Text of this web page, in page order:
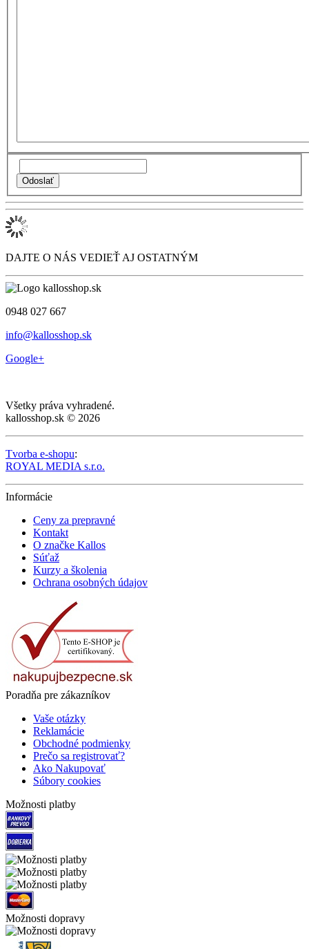
DAJTE O NÁS VEDIEŤ AJ OSTATNÝM
0948 027 667
info@kallosshop.sk
Google+
Všetky práva vyhradené.
kallosshop.sk © 2026
Tvorba e-shopu:
ROYAL MEDIA s.r.o.
Informácie
Ceny za prepravné
Kontakt
O značke Kallos
Súťaž
Kurzy a školenia
Ochrana osobných údajov
Poradňa pre zákazníkov
Vaše otázky
Reklamácie
Obchodné podmienky
Prečo sa registrovať?
Ako Nakupovať
Súbory cookies
Možnosti platby
Možnosti dopravy